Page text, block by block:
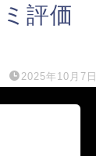
評価
2025年10月7日